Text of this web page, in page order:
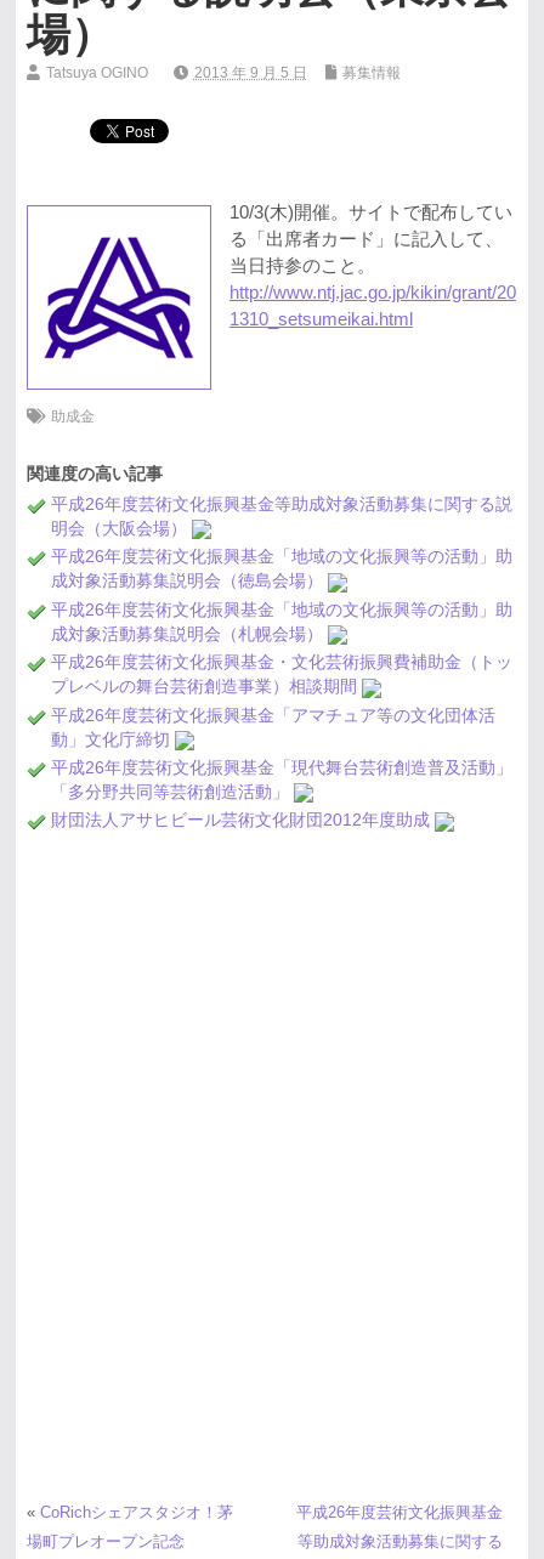
場）
Tatsuya OGINO 2013 年 9 月 5 日 募集情報
10/3(木)開催。サイトで配布してい
る「出席者カード」に記入して、
当日持参のこと。
http://www.ntj.jac.go.jp/kikin/grant/20
1310_setsumeikai.html
助成金
関連度の高い記事
平成26年度芸術文化振興基金等助成対象活動募集に関する説
明会（大阪会場）
平成26年度芸術文化振興基金「地域の文化振興等の活動」助
成対象活動募集説明会（徳島会場）
平成26年度芸術文化振興基金「地域の文化振興等の活動」助
成対象活動募集説明会（札幌会場）
平成26年度芸術文化振興基金・文化芸術振興費補助金（トッ
プレベルの舞台芸術創造事業）相談期間
平成26年度芸術文化振興基金「アマチュア等の文化団体活
動」文化庁締切
平成26年度芸術文化振興基金「現代舞台芸術創造普及活動」
「多分野共同等芸術創造活動」
財団法人アサヒビール芸術文化財団2012年度助成
« CoRichシェアスタジオ！茅
場町プレオープン記念
平成26年度芸術文化振興基金
等助成対象活動募集に関する